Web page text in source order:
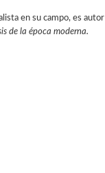
en su campo, es autor
de la época moderna.